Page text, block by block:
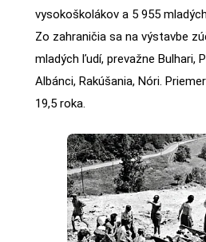
vysokoškolákov a 5 955
Zo zahraničia sa na výstavbe
mladých ľudí, prevažne Bulhari,
Albánci, Rakúšania, Nóri.
19,5 roka.